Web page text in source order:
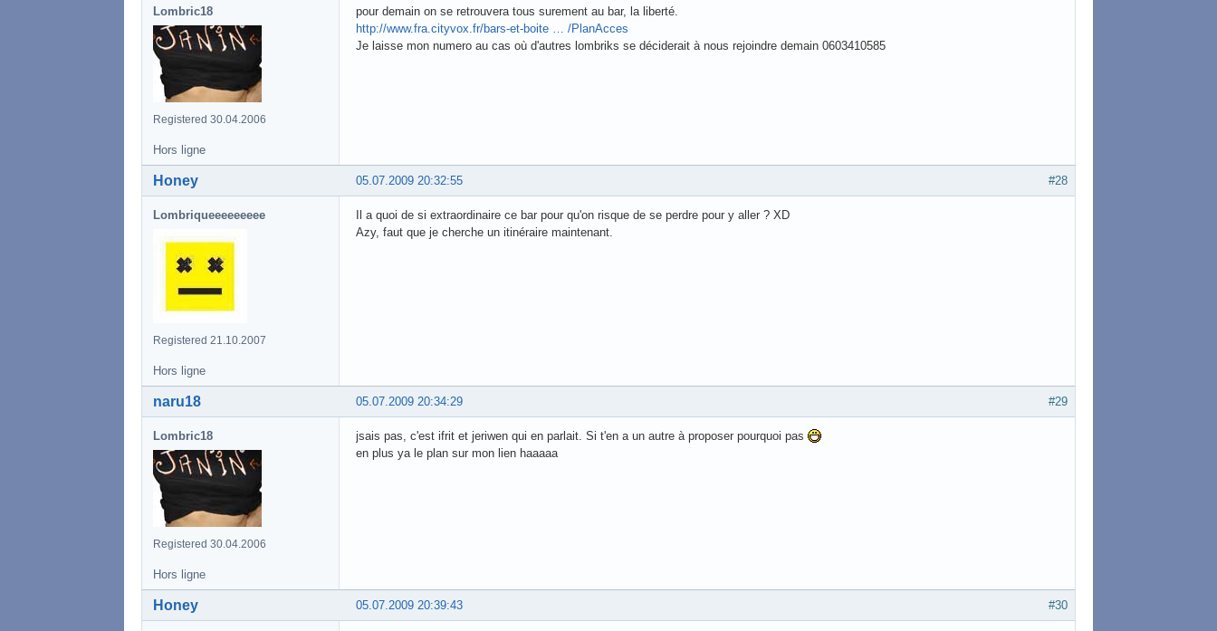
Lombric18
Registered 30.04.2006
pour demain on se retrouvera tous surement au bar, la liberté.
http://www.fra.cityvox.fr/bars-et-boite … /PlanAcces
Je laisse mon numero au cas où d'autres lombriks se déciderait à nous rejoindre demain 0603410585
Hors ligne
#28
05.07.2009 20:32:55
Honey
Lombriqueeeeeeeee
Registered 21.10.2007
Il a quoi de si extraordinaire ce bar pour qu'on risque de se perdre pour y aller ? XD
Azy, faut que je cherche un itinéraire maintenant.
Hors ligne
#29
05.07.2009 20:34:29
naru18
Lombric18
Registered 30.04.2006
jsais pas, c'est ifrit et jeriwen qui en parlait. Si t'en a un autre à proposer pourquoi pas
en plus ya le plan sur mon lien haaaaa
Hors ligne
#30
05.07.2009 20:39:43
Honey